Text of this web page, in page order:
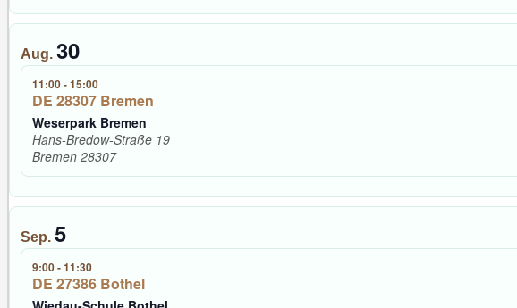
Aug. 30
11:00-15:00
DE 28307 Bremen
Weserpark Bremen
Hans-Bredow-Straße 19
Bremen 28307
Sep. 5
9:00-11:30
DE 27386 Bothel